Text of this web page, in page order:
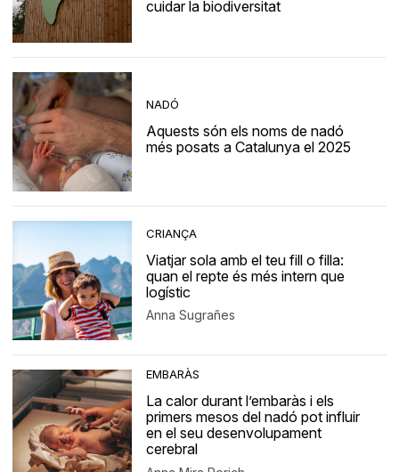
cuidar la biodiversitat
NADÓ
Aquests són els noms de nadó
més posats a Catalunya el 2025
CRIANÇA
Viatjar sola amb el teu fill o filla:
quan el repte és més intern que
logístic
Anna Sugrañes
EMBARÀS
La calor durant l’embaràs i els
primers mesos del nadó pot influir
en el seu desenvolupament
cerebral